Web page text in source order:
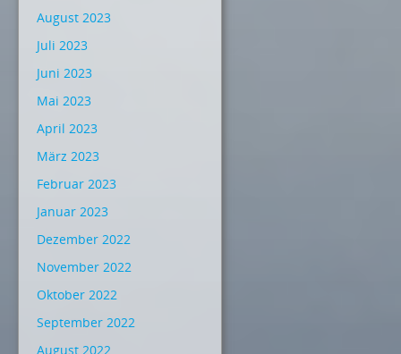
August 2023
Juli 2023
Juni 2023
Mai 2023
April 2023
März 2023
Februar 2023
Januar 2023
Dezember 2022
November 2022
Oktober 2022
September 2022
August 2022